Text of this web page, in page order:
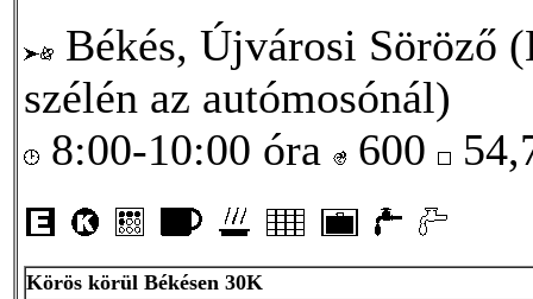
Békés, Újvárosi Söröző
szélén az autómosónál)
8:00-10:00 óra
600
Körös körül Békésen 30K